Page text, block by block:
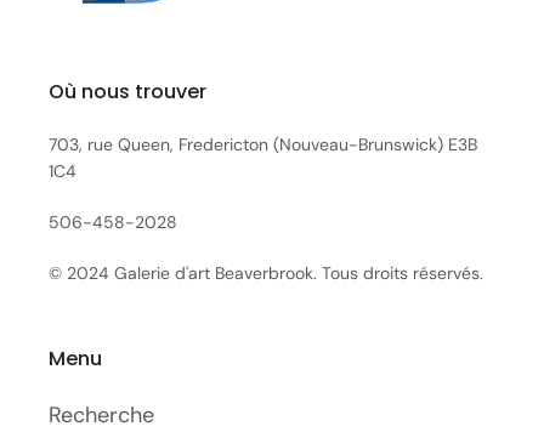
Où nous trouver
703, rue Queen, Fredericton (Nouveau-Brunswick) E3B
1C4
506-458-2028
© 2024 Galerie d'art Beaverbrook. Tous droits réservés.
Menu
Recherche